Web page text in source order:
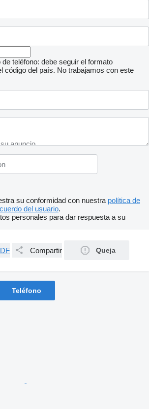
teléfono: debe seguir el formato
código del país. No trabajamos con este
su conformidad con nuestra política de
del usuario.
personales para dar respuesta a su
Compartir Queja
Teléfono